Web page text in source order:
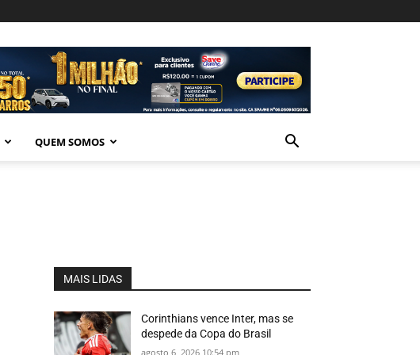
QUEM SOMOS
MAIS LIDAS
Corinthians vence Inter, mas se
despede da Copa do Brasil
agosto 6, 2026 10:54 pm